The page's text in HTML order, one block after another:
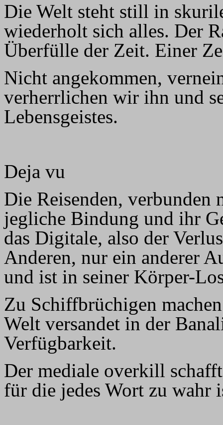
Die Welt steht still in
wiederholt sich alles. Der
Überfülle der Zeit. Einer
Nicht angekommen,
verherrlichen wir ihn und
Lebensgeistes.
Deja vu
Die Reisenden, verbunden
jegliche Bindung und ihr
das Digitale, also der
Anderen, nur ein anderer
und ist in seiner Körper-
Zu Schiffbrüchigen
Welt versandet in der
Verfügbarkeit.
Der mediale overkill
für die jedes Wort zu wahr